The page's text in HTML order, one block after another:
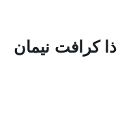
كرافت نيمان